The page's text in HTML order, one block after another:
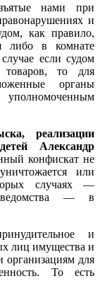
нами при
и
как правило,
либо в комнате
если судом
товаров, то для
органы
реализации
Александр
конфискат не
или
случаях —
ведомства — в
и
лиц имущества и
организациям для
То есть